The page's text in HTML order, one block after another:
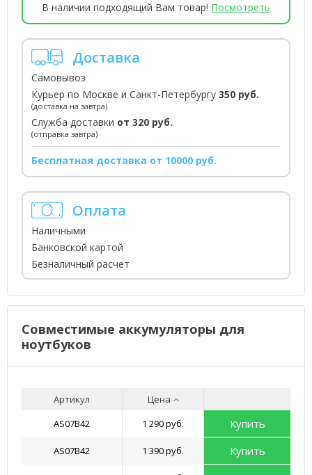
В наличии подходящий Вам товар! Посмотреть
Доставка
Самовывоз
Курьер по Москве и Санкт-Петербургу 350 руб.
(доставка на завтра)
Служба доставки от 320 руб.
(отправка завтра)
Бесплатная доставка от 10000 руб.
Оплата
Наличными
Банковской картой
Безналичный расчет
Совместимые аккумуляторы для
ноутбуков
Артикул
Цена
AS07B42
1 290 руб. Купить
AS07B42 1 390 руб. Купить